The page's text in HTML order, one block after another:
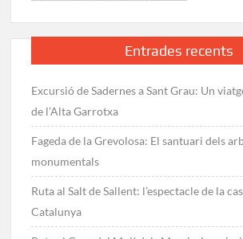
Entrades recents
Excursió de Sadernes a Sant Grau: Un
de l’Alta Garrotxa
Fageda de la Grevolosa: El santuari dels
monumentals
Ruta al Salt de Sallent: l’espectacle de la
Catalunya